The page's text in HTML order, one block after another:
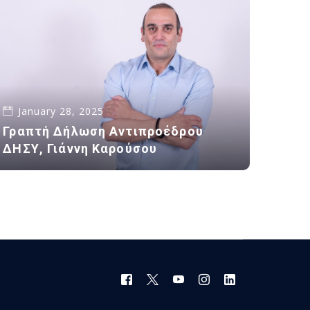
January 28, 2025
Γραπτή Δήλωση Αντιπροέδρου
ΔΗΣΥ, Γιάννη Καρούσου